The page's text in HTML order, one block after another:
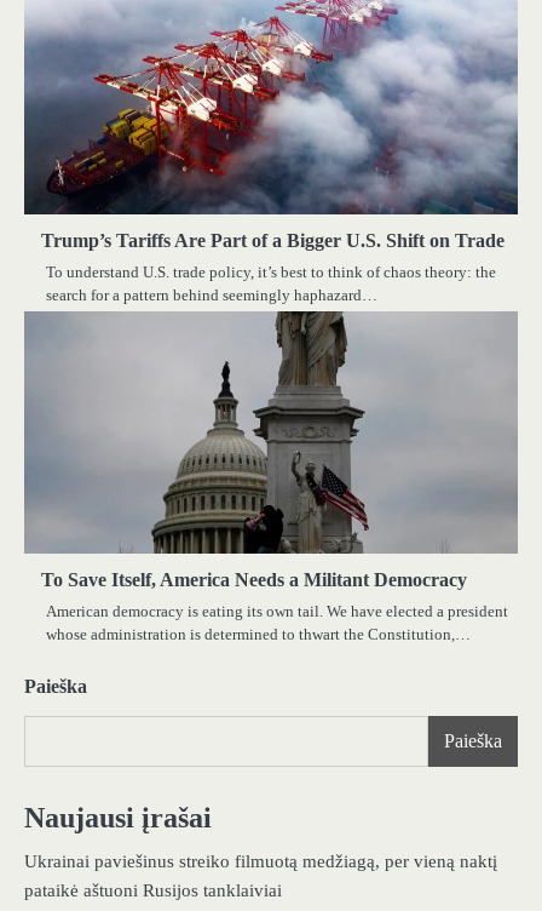
Trump’s Tariffs Are Part of a Bigger U.S. Shift on Trade
To understand U.S. trade policy, it’s best to think of chaos theory: the
search for a pattern behind seemingly haphazard…
To Save Itself, America Needs a Militant Democracy
American democracy is eating its own tail. We have elected a president
whose administration is determined to thwart the Constitution,…
Paieška
Paieška
Naujausi įrašai
Ukrainai paviešinus streiko filmuotą medžiagą, per vieną naktį
pataikė aštuoni Rusijos tanklaiviai